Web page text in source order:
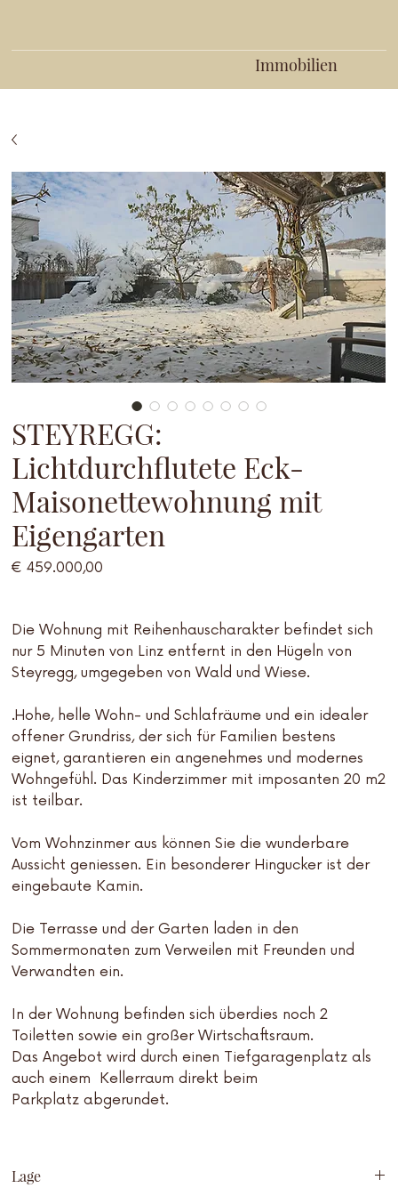
Immobilien
STEYREGG:
Lichtdurchflutete Eck-
Maisonettewohnung mit
Eigengarten
€ 459.000,00
Die Wohnung mit Reihenhauscharakter befindet sich
nur 5 Minuten von Linz entfernt in den Hügeln von
Steyregg, umgegeben von Wald und Wiese.
.Hohe, helle Wohn- und Schlafräume und ein idealer
offener Grundriss, der sich für Familien bestens
eignet, garantieren ein angenehmes und modernes
Wohngefühl. Das Kinderzimmer mit imposanten 20 m2
ist teilbar.
Vom Wohnzinmer aus können Sie die wunderbare
Aussicht geniessen. Ein besonderer Hingucker ist der
eingebaute Kamin.
Die Terrasse und der Garten laden in den
Sommermonaten zum Verweilen mit Freunden und
Verwandten ein.
In der Wohnung befinden sich überdies noch 2
Toiletten sowie ein großer Wirtschaftsraum.
Das Angebot wird durch einen Tiefgaragenplatz als
auch einem Kellerraum direkt beim
Parkplatz abgerundet.
Lage